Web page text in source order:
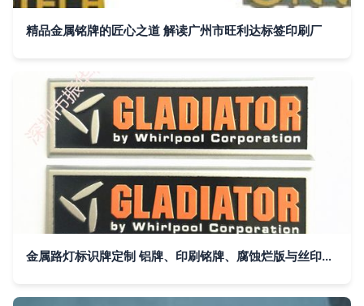
精品金属铭牌的匠心之道 解读广州市旺利达标签印刷厂
金属路灯标识牌定制 铝牌、印刷铭牌、腐蚀烂版与丝印UV商标的综合指南